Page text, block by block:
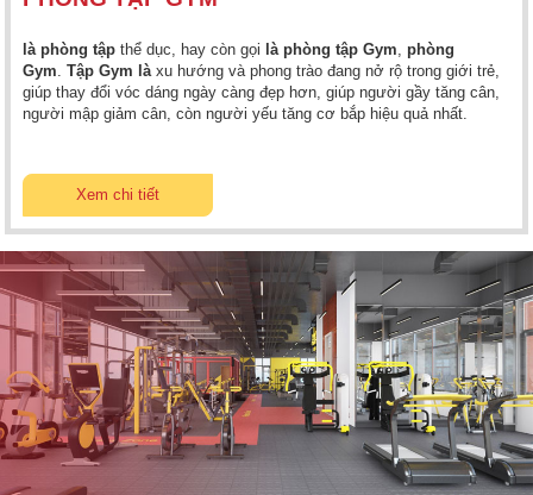
là phòng tập thể dục, hay còn gọi là phòng tập Gym ,phòng
Gym .Tập Gym là xu hướng và phong trào đang nở rộ trong giới trẻ,
giúp thay đổi vóc dáng ngày càng đẹp hơn, giúp người gầy tăng cân,
người mập giảm cân, còn người yếu tăng cơ bắp hiệu quả nhất.
Xem chi tiết